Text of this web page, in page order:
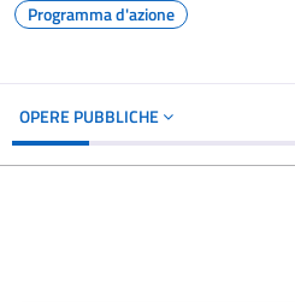
Programma d'azione
OPERE PUBBLICHE